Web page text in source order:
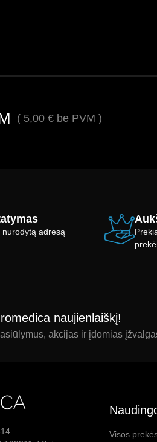
( 5,00 € be PVM )
adresą
naujienlaiškį!
akcijas ir įdomias
Visos